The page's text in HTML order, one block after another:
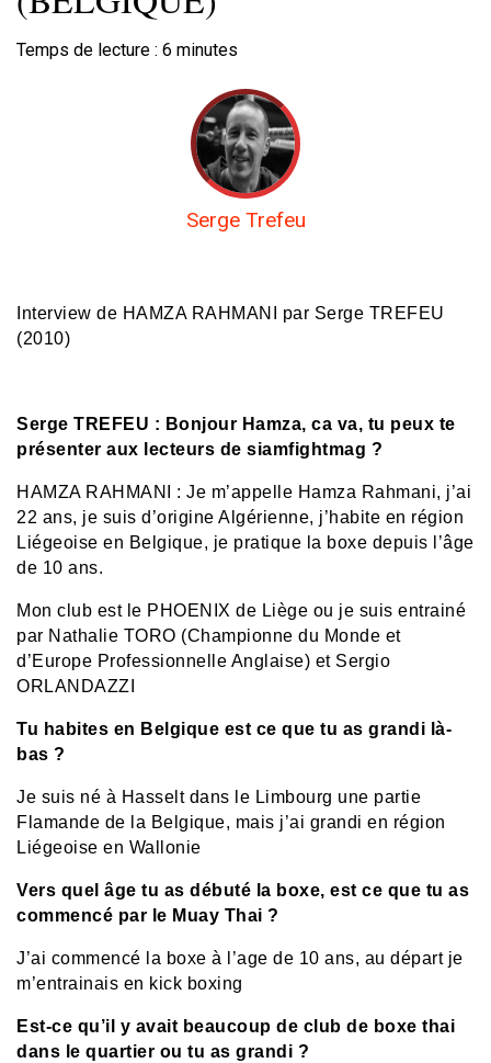
Temps de lecture : 6 minutes
Serge Trefeu
Interview de HAMZA RAHMANI par Serge TREFEU
(2010)
Serge TREFEU : Bonjour Hamza, ca va, tu peux te
présenter aux lecteurs de siamfightmag ?
HAMZA RAHMANI : Je m’appelle Hamza Rahmani, j’ai
22 ans, je suis d’origine Algérienne, j’habite en région
Liégeoise en Belgique, je pratique la boxe depuis l’âge
de 10 ans.
Mon club est le PHOENIX de Liège ou je suis entrainé
par Nathalie TORO (Championne du Monde et
d’Europe Professionnelle Anglaise) et Sergio
ORLANDAZZI
Tu habites en Belgique est ce que tu as grandi là-
bas ?
Je suis né à Hasselt dans le Limbourg une partie
Flamande de la Belgique, mais j’ai grandi en région
Liégeoise en Wallonie
Vers quel âge tu as débuté la boxe, est ce que tu as
commencé par le Muay Thai ?
J’ai commencé la boxe à l’age de 10 ans, au départ je
m’entrainais en kick boxing
Est-ce qu’il y avait beaucoup de club de boxe thai
dans le quartier ou tu as grandi ?